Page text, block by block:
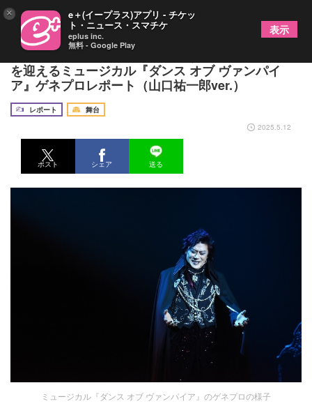
舞台と客席との一体感を楽しもう！日本初演20年目
を迎えるミュージカル『ダンス オブ ヴァンパイ
ア』ゲネプロレポート（山口祐一郎ver.）
レポート
舞台
2025.5.12
ポスト シェア 送る
ミュージカル『ダンス オブ ヴァンパイア』のゲネプロの様子
× e＋(イープラス)アプリ - チケッ
ト・ニュース・スマチケ
eplus inc.
無料 - Google Play
表示